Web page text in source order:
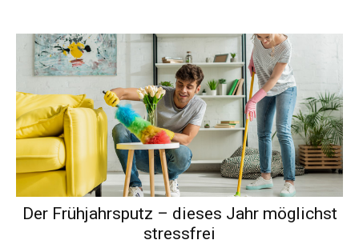
Der Frühjahrsputz – dieses Jahr möglichst
stressfrei